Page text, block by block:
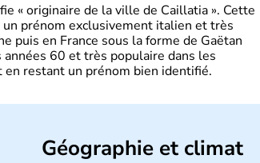
« originaire de la ville de Caillatia ». Cette
prénom exclusivement italien et très
puis en France sous la forme de Gaëtan
60 et très populaire dans les
restant un prénom bien identifié.
Géographie et climat